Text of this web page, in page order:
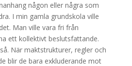
någon eller några som
I min gamla grundskola ville
Man ville vara fri från
ett kollektivt beslutsfattande.
När maktstrukturer, regler och
blir de bara exkluderande mot